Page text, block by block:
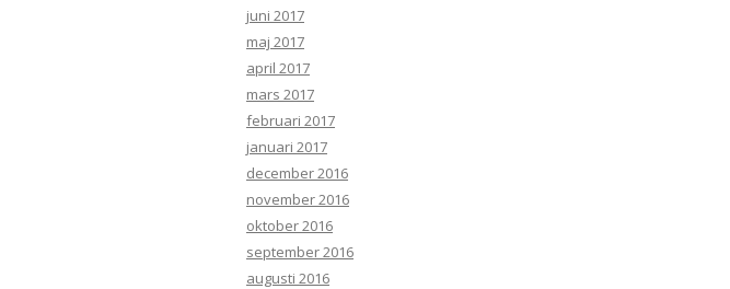
juni 2017
maj 2017
april 2017
mars 2017
februari 2017
januari 2017
december 2016
november 2016
oktober 2016
september 2016
augusti 2016